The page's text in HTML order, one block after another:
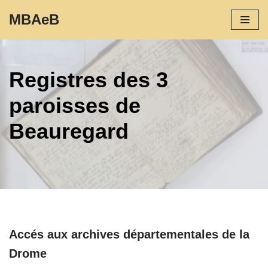
MBAeB
Registres des 3
paroisses de
Beauregard
Accés aux archives départementales de la
Drome